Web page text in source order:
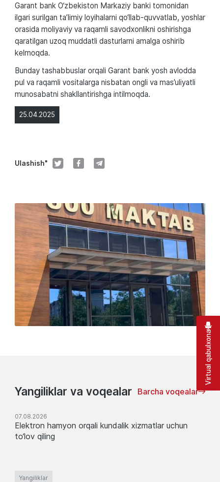
25.04.2025
Ulashish"
Garant bank O‘zbekiston Markaziy banki tomonidan
ilgari surilgan ta’limiy loyihalarni qo‘llab-quvvatlab, yoshlar
orasida moliyaviy va raqamli savodxonlikni oshirishga
qaratilgan uzoq muddatli dasturlarni amalga oshirib
kelmoqda.
Bunday tashabbuslar orqali Garant bank yosh avlodda
pul va raqamli vositalarga nisbatan ongli va mas’uliyatli
munosabatni shakllantirishga intilmoqda.
Yangiliklar va voqealar Barcha voqealar
07.08.2026
Elektron hamyon orqali kundalik xizmatlar uchun
to‘lov qiling
Yangiliklar
Virtual qabulxona